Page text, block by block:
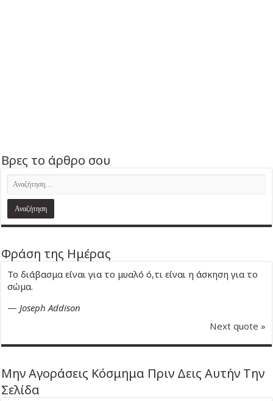
Βρες το άρθρο σου
Φράση της Ημέρας
Το διάβασμα είναι για το μυαλό ό,τι είναι η άσκηση για το
σώμα.
—Joseph Addison
Next quote »
Μην Αγοράσεις Κόσμημα Πριν Δεις Αυτήν Την
Σελίδα